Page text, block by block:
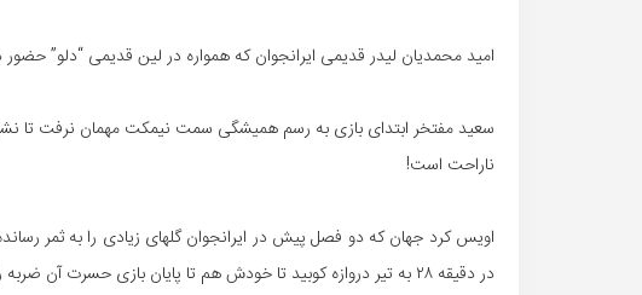
امید محمدیان لیدر قدیمی ایرانجوان که همواره در لین قدیمی “دلو” حضور
سعید مفتخر ابتدای بازی به رسم همیشگی سمت نیمکت مهمان نرفت تا
ناراحت است!
اویس کرد جهان که دو فصل پیش در ایرانجوان گلهای زیادی را به ثمر
در دقیقه ۲۸ به تیر دروازه کوبید تا خودش هم تا پایان بازی حسرت آن ضربه را بخورد!